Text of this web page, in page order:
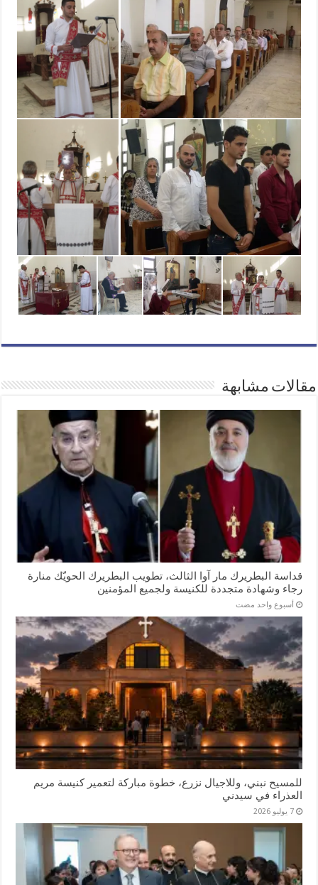
مقالات مشابهة
قداسة البطريرك مار آوا الثالث، تطويب البطريرك الحويّك منارة
رجاء وشهادة متجددة للكنيسة ولجميع المؤمنين
‏أسبوع واحد مضت
للمسيح نبني، وللاجيال نزرع، خطوة مباركة لتعمير كنيسة مريم
العذراء في سيدني
7 يوليو 2026